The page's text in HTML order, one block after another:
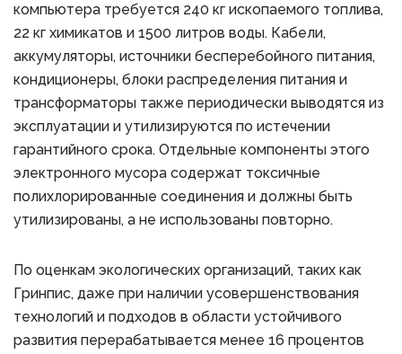
компьютера требуется 240 кг ископаемого топлива,
22 кг химикатов и 1500 литров воды. Кабели,
аккумуляторы, источники бесперебойного питания,
кондиционеры, блоки распределения питания и
трансформаторы также периодически выводятся из
эксплуатации и утилизируются по истечении
гарантийного срока. Отдельные компоненты этого
электронного мусора содержат токсичные
полихлорированные соединения и должны быть
утилизированы, а не использованы повторно.
По оценкам экологических организаций, таких как
Гринпис, даже при наличии усовершенствования
технологий и подходов в области устойчивого
развития перерабатывается менее 16 процентов